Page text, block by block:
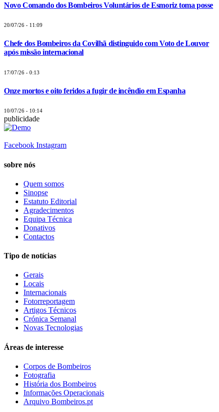
Novo Comando dos Bombeiros Voluntários de Esmoriz toma posse
20/07/26 - 11:09
Chefe dos Bombeiros da Covilhã distinguido com Voto de Louvor
após missão internacional
17/07/26 - 0:13
Onze mortos e oito feridos a fugir de incêndio em Espanha
10/07/26 - 10:14
publicidade
Facebook Instagram
sobre nós
Quem somos
Sinopse
Estatuto Editorial
Agradecimentos
Equipa Técnica
Donativos
Contactos
Tipo de notícias
Gerais
Locais
Internacionais
Fotorreportagem
Artigos Técnicos
Crónica Semanal
Novas Tecnologias
Áreas de interesse
Corpos de Bombeiros
Fotografia
História dos Bombeiros
Informações Operacionais
Arquivo Bombeiros.pt